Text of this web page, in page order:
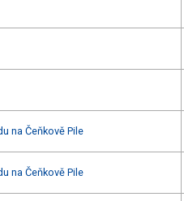
na Čeňkově Pile
na Čeňkově Pile